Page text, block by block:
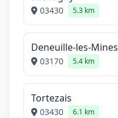
03430 5.3 km
Deneuille-les-Mines
03170 5.4 km
Tortezais
03430 6.1 km